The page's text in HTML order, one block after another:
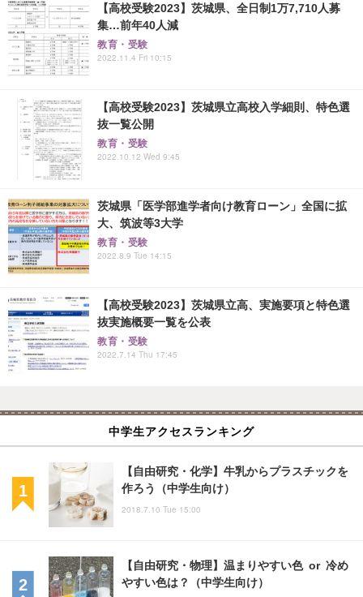
【高校受験2023】茨城県、全日制1万7,710人募
集…前年40人減
教育・受験
2022.11.4 Fri 10:15
【高校受験2023】茨城県立高校入学細則、特色選
抜一覧公開
教育・受験
2022.10.12 Wed 9:45
茨城県「医学部進学者向け教育ローン」全国に拡
大、筑波等3大学
教育・受験
2022.8.9 Tue 14:15
【高校受験2023】茨城県立高、実施要項と特色選
抜実施概要一覧を公表
教育・受験
2022.7.14 Thu 17:45
中学生アクセスランキング
【自由研究・化学】牛乳からプラスチックを
作ろう（中学生向け）
2018.7.10 Tue 15:00
【自由研究・物理】温まりやすい色 or 冷め
やすい色は？（中学生向け）